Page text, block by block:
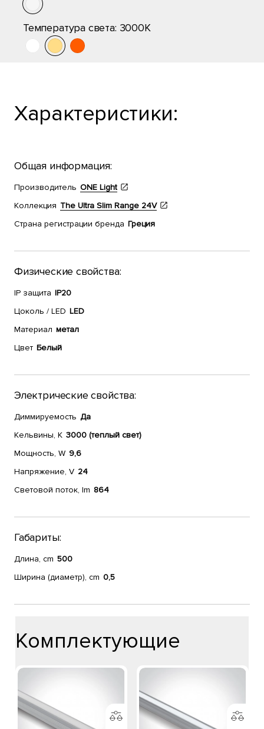
Температура света: 3000K
Характеристики:
Общая информация:
Производитель ONE Light
Коллекция The Ultra Slim Range 24V
Страна регистрации бренда Греция
Физические свойства:
IP защита IP20
Цоколь / LED LED
Материал метал
Цвет Белый
Электрические свойства:
Диммируемость Да
Кельвины, К 3000 (теплый свет)
Мощность, W 9,6
Напряжение, V 24
Световой поток, lm 864
Габариты:
Длина, cm 500
Ширина (диаметр), cm 0,5
Комплектующие